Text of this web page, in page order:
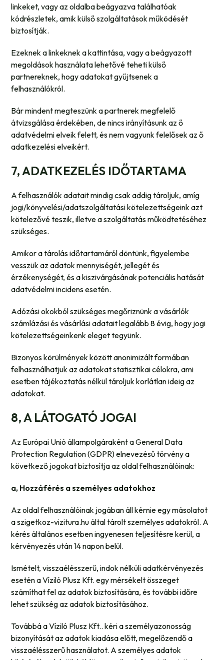
linkeket, vagy az oldalba beágyazva találhatóak
kódrészletek, amik külső szolgáltatások működését
biztosítják.
Ezeknek a linkeknek a kattintása, vagy a beágyazott
megoldások használata lehetővé teheti külső
partnereknek, hogy adatokat gyűjtsenek a
felhasználókról.
Bár mindent megteszünk a partnerek megfelelő
átvizsgálása érdekében, de nincs irányításunk az ő
adatvédelmi elveik felett, és nem vagyunk felelősek az ő
adatkezelési elveikért.
7, ADATKEZELÉS IDŐTARTAMA
A felhasználók adatait mindig csak addig tároljuk, amíg
jogi/könyvelési/adatszolgáltatási kötelezettségeink azt
kötelezővé teszik, illetve a szolgáltatás működtetéséhez
szükséges.
Amikor a tárolás időtartamáról döntünk, figyelembe
vesszük az adatok mennyiségét, jellegét és
érzékenységét, és a kiszivárgásának potenciális hatását
adatvédelmi incidens esetén.
Adózási okokból szükséges megőriznünk a vásárlók
számlázási és vásárlási adatait legalább 8 évig, hogy jogi
kötelezettségeinkenk eleget tegyünk.
Bizonyos körülmények között anonimizált formában
felhasználhatjuk az adatokat statisztikai célokra, ami
esetben tájékoztatás nélkül tároljuk korlátlan ideig az
adatokat.
8, A LÁTOGATÓ JOGAI
Az Európai Unió állampolgáraként a General Data
Protection Regulation (GDPR) elnevezésű törvény a
következő jogokat biztosítja az oldal felhasználóinak:
a, Hozzáférés a személyes adatokhoz
Az oldal felhasználóinak jogában áll kérnie egy másolatot
a szigetkoz-vizitura.hu által tárolt személyes adatokról. A
kérés általános esetben ingyenesen teljesítésre kerül, a
kérvényezés után 14 napon belül.
Ismételt, visszaélésszerű, indok nélküli adatkérvényezés
esetén a Víziló Plusz Kft. egy mérsékelt összeget
számíthat fel az adatok biztosítására, és további időre
lehet szükség az adatok biztosításához.
Továbbá a Víziló Plusz Kft.. kéri a személyazonosság
bizonyítását az adatok kiadása előtt, megelőzendő a
visszaélésszerű használatot. A személyes adatok